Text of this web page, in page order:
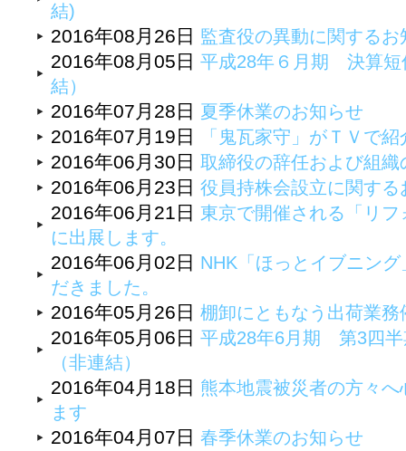
結)
2016年08月26日 監査役の異動に関するお
2016年08月05日 平成28年６月期 決算短
結）
2016年07月28日 夏季休業のお知らせ
2016年07月19日 「鬼瓦家守」がＴＶで
2016年06月30日 取締役の辞任および組
2016年06月23日 役員持株会設立に関する
2016年06月21日 東京で開催される「リ
に出展します。
2016年06月02日 NHK「ほっとイブニン
だきました。
2016年05月26日 棚卸にともなう出荷業務
2016年05月06日 平成28年6月期 第3四半
（非連結）
2016年04月18日 熊本地震被災者の方々
ます
2016年04月07日 春季休業のお知らせ